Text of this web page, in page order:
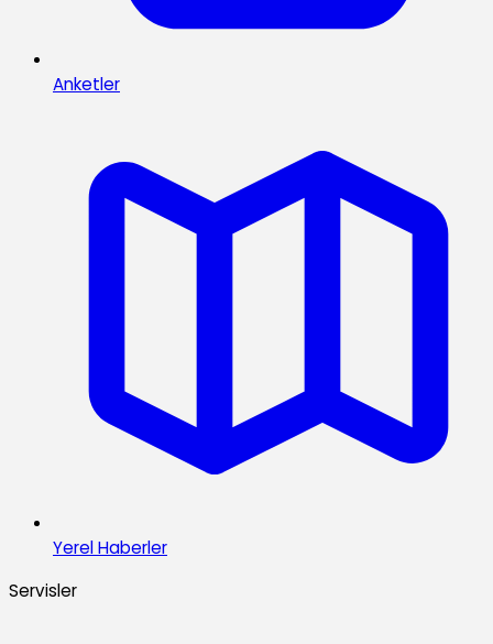
Anketler
Yerel Haberler
Servisler